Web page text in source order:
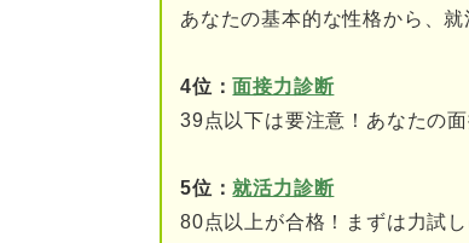
企画職を目指す
メイクアップア
あなたの基本的な性格から、
4位：面接力診断
39点以下は要注意！あなたの
5位：就活力診断
80点以上が合格！まずは力試